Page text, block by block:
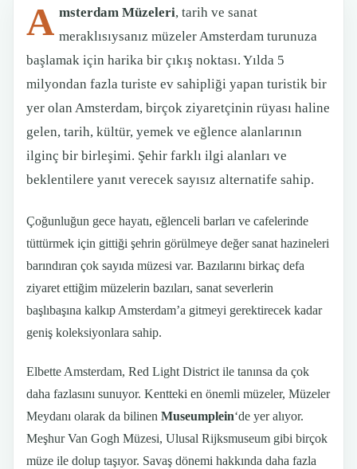
A msterdam Müzeleri, tarih ve sanat
meraklısıysanız müzeler Amsterdam turunuza
başlamak için harika bir çıkış noktası. Yılda 5
milyondan fazla turiste ev sahipliği yapan turistik bir
yer olan Amsterdam, birçok ziyaretçinin rüyası haline
gelen, tarih, kültür, yemek ve eğlence alanlarının
ilginç bir birleşimi. Şehir farklı ilgi alanları ve
beklentilere yanıt verecek sayısız alternatife sahip.
Çoğunluğun gece hayatı, eğlenceli barları ve cafelerinde
tüttürmek için gittiği şehrin görülmeye değer sanat hazineleri
barındıran çok sayıda müzesi var. Bazılarını birkaç defa
ziyaret ettiğim müzelerin bazıları, sanat severlerin
başlıbaşına kalkıp Amsterdam’a gitmeyi gerektirecek kadar
geniş koleksiyonlara sahip.
Elbette Amsterdam, Red Light District ile tanınsa da çok
daha fazlasını sunuyor. Kentteki en önemli müzeler, Müzeler
Meydanı olarak da bilinen Museumplein‘de yer alıyor.
Meşhur Van Gogh Müzesi, Ulusal Rijksmuseum gibi birçok
müze ile dolup taşıyor. Savaş dönemi hakkında daha fazla